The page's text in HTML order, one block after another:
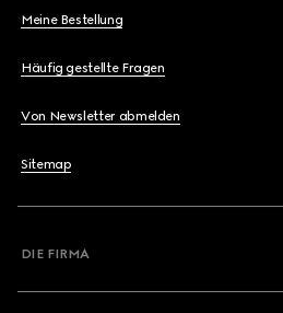
Meine Bestellung
Häufig gestellte Fragen
Von Newsletter abmelden
Sitemap
DIE FIRMA